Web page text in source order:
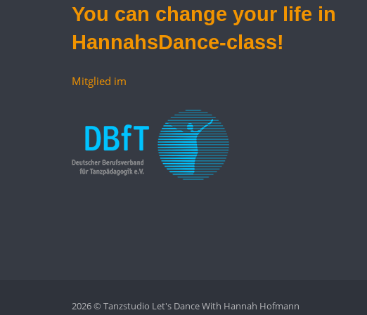
You can change your life in
HannahsDance-class!
Mitglied im
2026 © Tanzstudio Let's Dance With Hannah Hofmann